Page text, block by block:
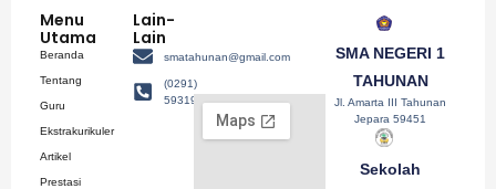
SMA NEGERI 1
TAHUNAN
Jl. Amarta III Tahunan
Jepara 59451
Sekolah
Menu
Utama
Beranda
Tentang
Guru
Ekstrakurikuler
Artikel
Prestasi
Lain-
Lain
smatahunan@gmail.com
(0291)
593193